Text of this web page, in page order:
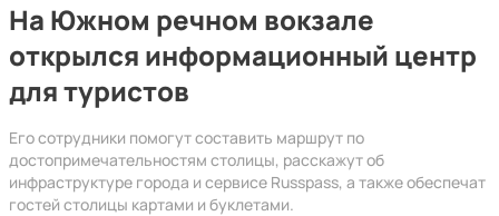
На Южном речном вокзале
открылся информационный центр
для туристов
Его сотрудники помогут составить маршрут по
достопримечательностям столицы, расскажут об
инфраструктуре города и сервисе Russpass, а также обеспечат
гостей столицы картами и буклетами.